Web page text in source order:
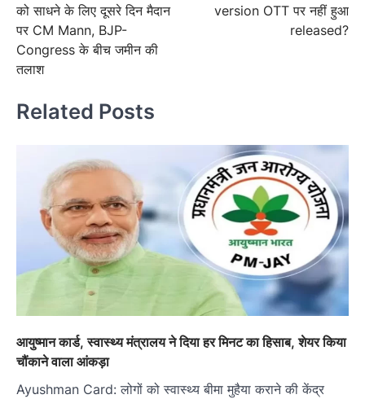
को साधने के लिए दूसरे दिन मैदान
पर CM Mann, BJP-
Congress के बीच जमीन की
तलाश
version OTT पर नहीं हुआ
released?
Related Posts
आयुष्मान कार्ड, स्वास्थ्य मंत्रालय ने दिया हर मिनट का हिसाब, शेयर किया
चौंकाने वाला आंकड़ा
Ayushman Card: लोगों को स्वास्थ्य बीमा मुहैया कराने की केंद्र